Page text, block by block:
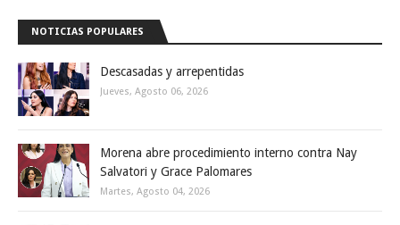
NOTICIAS POPULARES
Descasadas y arrepentidas
Jueves, Agosto 06, 2026
Morena abre procedimiento interno contra Nay
Salvatori y Grace Palomares
Martes, Agosto 04, 2026